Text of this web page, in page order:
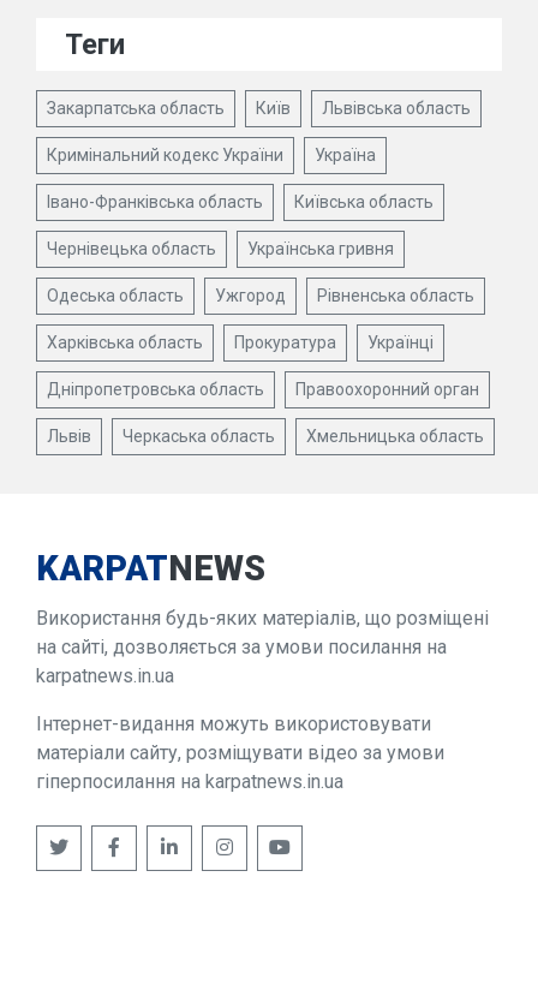
Теги
Закарпатська область Київ Львівська область
Кримінальний кодекс України Україна
Івано-Франківська область Київська область
Чернівецька область Українська гривня
Одеська область Ужгород Рівненська область
Харківська область Прокуратура Українці
Дніпропетровська область Правоохоронний орган
Львів Черкаська область Хмельницька область
KARPATNEWS
Використання будь-яких матеріалів, що розміщені
на сайті, дозволяється за умови посилання на
karpatnews.in.ua
Інтернет-видання можуть використовувати
матеріали сайту, розміщувати відео за умови
гіперпосилання на karpatnews.in.ua